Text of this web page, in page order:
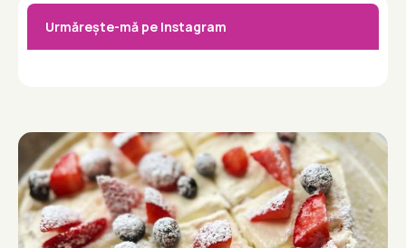
Urmărește-mă pe Instagram